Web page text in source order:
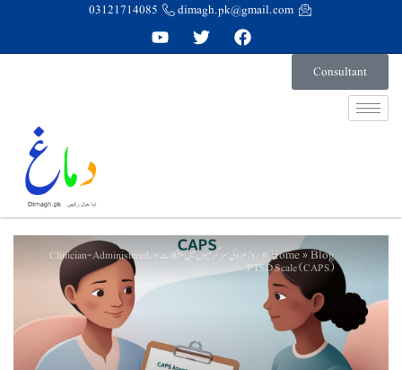
dimagh.pk@gmail.com
03121714085
Consultant
Home»Blog
» روزمرہ کی سرگرمیوں میں مشکلات اور Clinician-Administered
PTSD Scale (CAPS)